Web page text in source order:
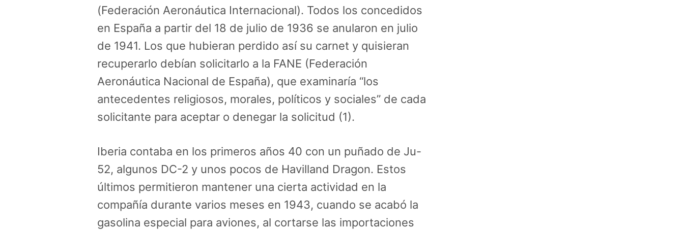
(Federación Aeronáutica Internacional). Todos los concedidos
en España a partir del 18 de julio de 1936 se anularon en julio
de 1941. Los que hubieran perdido así su carnet y quisieran
recuperarlo debían solicitarlo a la FANE (Federación
Aeronáutica Nacional de España), que examinaría “los
antecedentes religiosos, morales, políticos y sociales” de cada
solicitante para aceptar o denegar la solicitud (1).
Iberia contaba en los primeros años 40 con un puñado de Ju-
52, algunos DC-2 y unos pocos de Havilland Dragon. Estos
últimos permitieron mantener una cierta actividad en la
compañía durante varios meses en 1943, cuando se acabó la
gasolina especial para aviones, al cortarse las importaciones